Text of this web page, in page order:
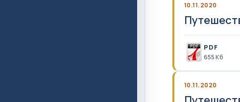
10.11.2020
PDF
655 Кб
10.11.2020